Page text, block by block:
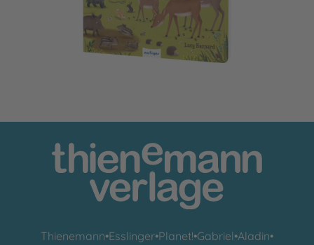
Thienemann•Esslinger•Planet!•Gabriel•Aladin•